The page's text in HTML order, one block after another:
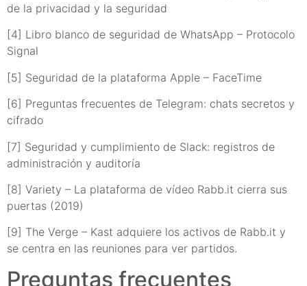
de la privacidad y la seguridad
[4] Libro blanco de seguridad de WhatsApp – Protocolo
Signal
[5] Seguridad de la plataforma Apple – FaceTime
[6] Preguntas frecuentes de Telegram: chats secretos y
cifrado
[7] Seguridad y cumplimiento de Slack: registros de
administración y auditoría
[8] Variety – La plataforma de vídeo Rabb.it cierra sus
puertas (2019)
[9] The Verge – Kast adquiere los activos de Rabb.it y
se centra en las reuniones para ver partidos.
Preguntas frecuentes